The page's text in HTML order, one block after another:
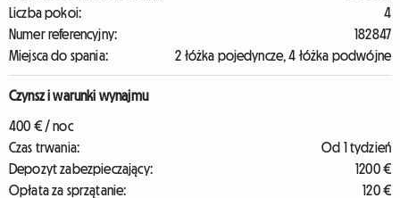
Liczba pokoi:
4
Numer referencyjny:
182847
Miejsca do spania:
2 łóżka pojedyncze, 4 łóżka podwójne
Czynsz i warunki wynajmu
400 € / noc
Czas trwania:
Od 1 tydzień
Depozyt zabezpieczający:
1200 €
Opłata za sprzątanie:
120 €